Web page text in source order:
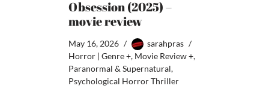
Obsession (2025) –
movie review
May 16, 2026
sarahpras
Horror | Genre +, Movie Review +,
Paranormal & Supernatural,
Psychological Horror Thriller